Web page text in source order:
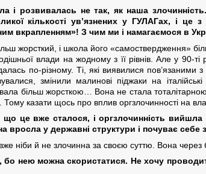
і розвивалась не так, як наша
кількості ув’язнених у ГУЛАГах, і
вкрапленням»! З чим ми і намагаємося в
жорсткий, і школа його «самоствердження»
влади на жодному з її рівнів. Але у 90-
по-різному. Ті, які виявилися
змінили малинові піджаки на
більш жорсткою… Вона не стала
Тому казати щось про вплив оргзлочинності на
це вже сталося, і оргзлочинність вийшла
вросла у державні структури і почуває себе
ніби й не злочинна за своєю суттю. Вона через
бо нею можна скористатися. Не хочу